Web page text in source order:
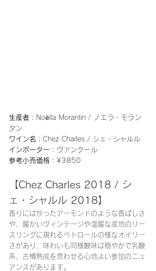
生産者 ：Noëlla Morantin / ノエラ・モラン
タン
ワイン名 ：Chez Charles / シェ・シャルル
インポーター ：ヴァンクール
参考小売価格 ：¥3850
【Chez Charles 2018 / シ
ェ・シャルル 2018】
香りには炒ったアーモンドのような香ばしさ
や、暖かいヴィンテージや温暖な産地のリー
スリングに現れるペトロールの様なオイリー
さがあり、味わいも同様酸味は穏やかで乳酸
系、古樽熟成を思わせる心地よい参加のニュ
アンスがあります。